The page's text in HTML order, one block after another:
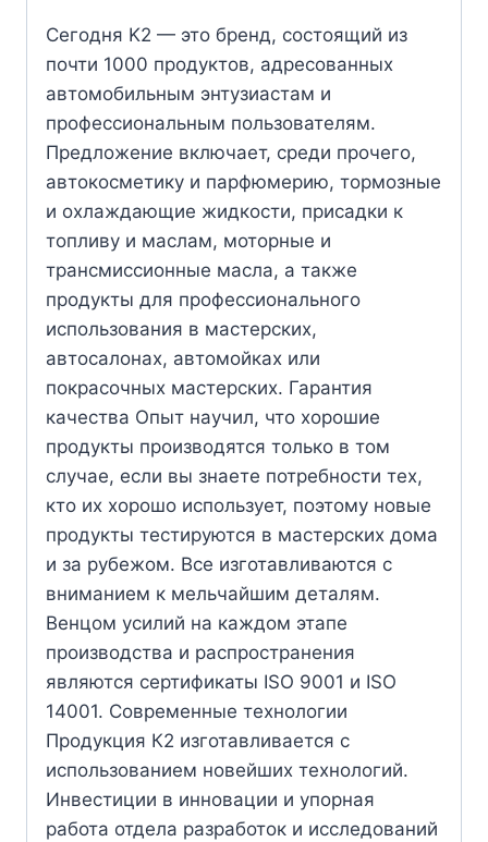
Сегодня K2 — это бренд, состоящий из
почти 1000 продуктов, адресованных
автомобильным энтузиастам и
профессиональным пользователям.
Предложение включает, среди прочего,
автокосметику и парфюмерию, тормозные
и охлаждающие жидкости, присадки к
топливу и маслам, моторные и
трансмиссионные масла, а также
продукты для профессионального
использования в мастерских,
автосалонах, автомойках или
покрасочных мастерских. Гарантия
качества Опыт научил, что хорошие
продукты производятся только в том
случае, если вы знаете потребности тех,
кто их хорошо использует, поэтому новые
продукты тестируются в мастерских дома
и за рубежом. Все изготавливаются с
вниманием к мельчайшим деталям.
Венцом усилий на каждом этапе
производства и распространения
являются сертификаты ISO 9001 и ISO
14001. Современные технологии
Продукция К2 изготавливается с
использованием новейших технологий.
Инвестиции в инновации и упорная
работа отдела разработок и исследований